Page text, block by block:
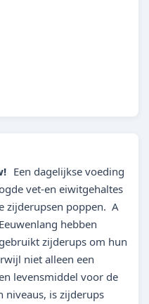
Een dagelijkse voeding
vet-en eiwitgehaltes
zijderupsen poppen. A
hebben
zijderups om hun
niet alleen een
levensmiddel voor de
niveaus, is zijderups